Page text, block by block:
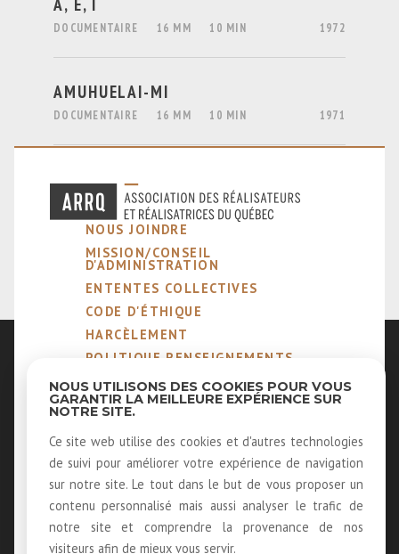
DOCUMENTAIRE 16 MM 10 MIN 1972
AMUHUELAI-MI
DOCUMENTAIRE 16 MM 10 MIN 1971
NOUS JOINDRE
MISSION/CONSEIL
D'ADMINISTRATION
ENTENTES COLLECTIVES
CODE D'ÉTHIQUE
HARCÈLEMENT
POLITIQUE RENSEIGNEMENTS
NOTRE MÉTIER
MEMBRES ÉMÉRITES ET
LOUER NOS SALLES
RECEVOIR NOTRE INFOLETTRE
NOUS UTILISONS DES COOKIES POUR VOUS
GARANTIR LA MEILLEURE EXPÉRIENCE SUR
NOTRE SITE.
Ce site web utilise des cookies et d'autres technologies
de suivi pour améliorer votre expérience de navigation
sur notre site. Le tout dans le but de vous proposer un
contenu personnalisé mais aussi analyser le trafic de
notre site et comprendre la provenance de nos
visiteurs afin de mieux vous servir.